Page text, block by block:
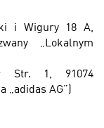
i Wigury 18 A,
„Lokalnym
Str. 1, 91074
„adidas AG”)